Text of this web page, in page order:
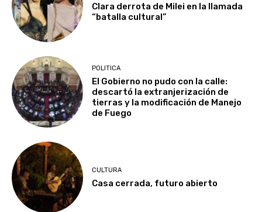
Clara derrota de Milei en la llamada
“batalla cultural”
POLITICA
El Gobierno no pudo con la calle:
descartó la extranjerización de
tierras y la modificación de Manejo
de Fuego
CULTURA
Casa cerrada, futuro abierto